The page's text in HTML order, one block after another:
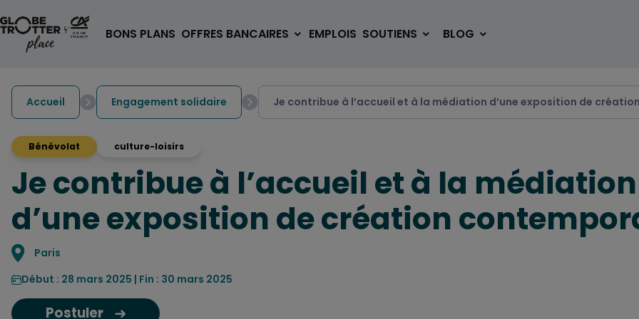
BONS PLANS OFFRES BANCAIRES EMPLOIS SOUTIENS BLOG
A PARTIR DE 3€
1 carte, 0 frais à l'étranger
pour les 18/30 ans VOYAGER ÉTUDIER
Accueil Engagement solidaire Je contribue à l’accueil et à la médiation d’une exposition de
Bénévolat culture-loisirs
Je contribue à l’accueil et à la médiation
d’une exposition de création
Localisation
Paris
Début : 28 mars 2025 | Fin : 30 mars 2025
Postuler